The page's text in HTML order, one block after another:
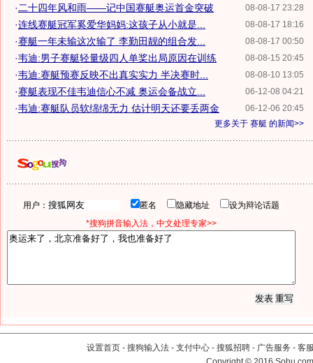
08-08-17 23:28
· 二十四年风和雨——记中国赛艇奥运首金突破
08-08-17 18:16
·连线赛艇冠军奚爱华妈妈:这孩子从小就是...
08-08-17 00:50
·赛艇一年未输这次输了 李勤田靓的组合发...
08-08-15 20:45
·韦迪:男子赛艇轻量级四人单桨出局原因在训练
08-08-10 13:05
·韦迪:赛艇预赛反映不出真实实力 半决赛时...
06-12-08 04:21
·赛艇表现不佳韦迪信心不减 奥运会备战立...
06-12-06 20:45
·韦迪:赛艇队员软绵绵无力 估计明天还要丢两金
更多关于 赛艇 的新闻>>
用户： 匿名 隐藏地址
设为辩论话题
*搜狗拼音输入法，中文处理专家>>
设置首页 - 搜狗输入法 - 支付中心 - 搜狐招聘 - 广告服务 - 客